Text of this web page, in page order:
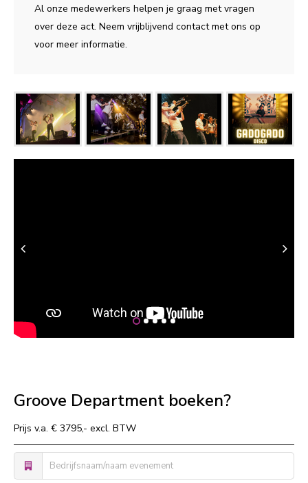
Al onze medewerkers helpen je graag met vragen
over deze act. Neem vrijblijvend contact met ons op
voor meer informatie.
Groove Department boeken?
Prijs v.a. € 3795,- excl. BTW